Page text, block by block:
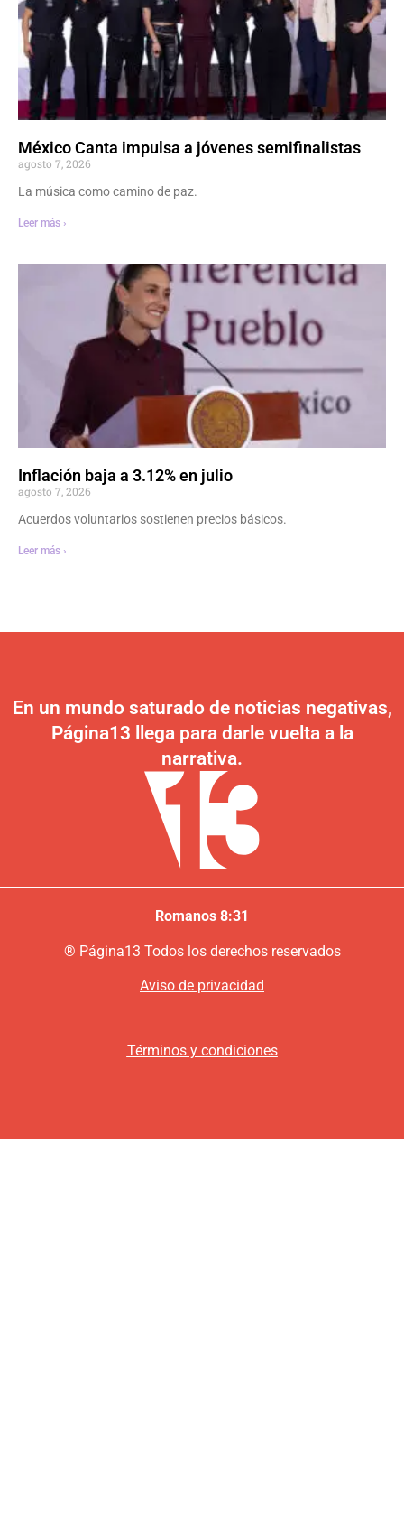
México Canta impulsa a jóvenes semifinalistas
agosto 7, 2026
La música como camino de paz.
Leer más ›
Inflación baja a 3.12% en julio
agosto 7, 2026
Acuerdos voluntarios sostienen precios básicos.
Leer más ›
En un mundo saturado de noticias negativas,
Página13 llega para darle vuelta a la
narrativa.
Romanos 8:31
® Página13 Todos los derechos reservados
Aviso de privacidad
Términos y condiciones